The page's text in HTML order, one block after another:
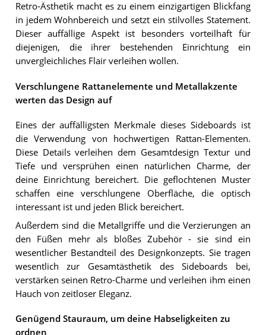
Retro-Ästhetik macht es zu einem einzigartigen Blickfang
in jedem Wohnbereich und setzt ein stilvolles Statement.
Dieser auffällige Aspekt ist besonders vorteilhaft für
diejenigen, die ihrer bestehenden Einrichtung ein
unvergleichliches Flair verleihen wollen.
Verschlungene Rattanelemente und Metallakzente
werten das Design auf
Eines der auffälligsten Merkmale dieses Sideboards ist
die Verwendung von hochwertigen Rattan-Elementen.
Diese Details verleihen dem Gesamtdesign Textur und
Tiefe und versprühen einen natürlichen Charme, der
deine Einrichtung bereichert. Die geflochtenen Muster
schaffen eine verschlungene Oberfläche, die optisch
interessant ist und jeden Blick bereichert.
Außerdem sind die Metallgriffe und die Verzierungen an
den Füßen mehr als bloßes Zubehör - sie sind ein
wesentlicher Bestandteil des Designkonzepts. Sie tragen
wesentlich zur Gesamtästhetik des Sideboards bei,
verstärken seinen Retro-Charme und verleihen ihm einen
Hauch von zeitloser Eleganz.
Genügend Stauraum, um deine Habseligkeiten zu
ordnen